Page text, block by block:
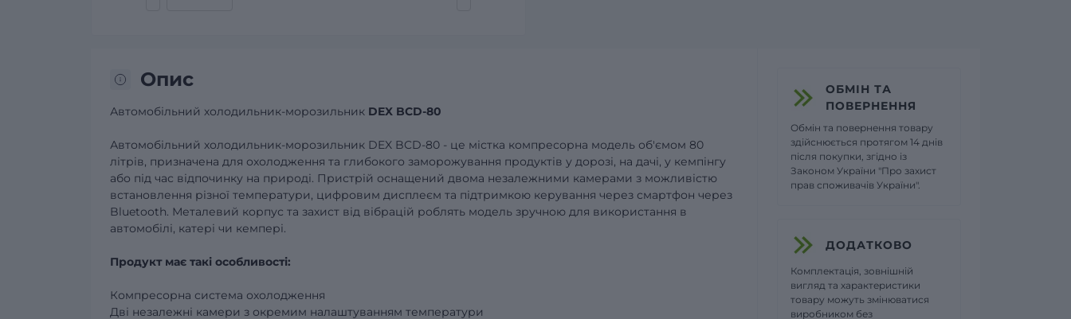
Опис
Автомобільний холодильник-морозильник DEX BCD-80
Автомобільний холодильник-морозильник DEX BCD-80 - це містка компресорна модель об'ємом 80
літрів, призначена для охолодження та глибокого заморожування продуктів у дорозі, на дачі, у кемпінгу
або під час відпочинку на природі. Пристрій оснащений двома незалежними камерами з можливістю
встановлення різної температури, цифровим дисплеєм та підтримкою керування через смартфон через
Bluetooth. Металевий корпус та захист від вібрацій роблять модель зручною для використання в
автомобілі, катері чи кемпері.
Продукт має такі особливості:
Компресорна система охолодження
Дві незалежні камери з окремим налаштуванням температури
ОБМІН ТА
ПОВЕРНЕННЯ
Обмін та повернення товару
здійснюється протягом 14 днів
після покупки, згідно із
Законом України "Про захист
прав споживачів України".
ДОДАТКОВО
Комплектація, зовнішній
вигляд та характеристики
товару можуть змінюватися
виробником без